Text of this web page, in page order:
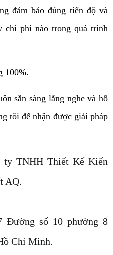
đảm bảo đúng tiến độ và
chi phí nào trong quá trình
100%.
sẵn sàng lắng nghe và hỗ
tôi để nhận được giải pháp
ty TNHH Thiết Kế Kiến
AQ.
Đường số 10 phường 8
Chí Minh.